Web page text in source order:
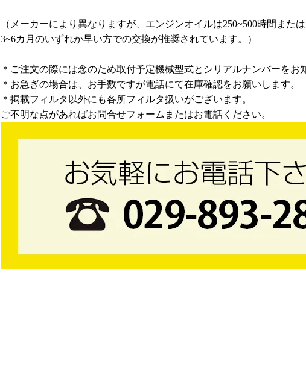
（メーカーにより異なりますが、エンジンオイルは250~500時間または
3~6カ月のいずれか早い方での交換が推奨されています。）
＊ご注文の際には念のため取付予定機械型式とシリアルナンバーをお
＊お急ぎの場合は、お手数ですが電話にて在庫確認をお願いします。
＊掲載フィルタ以外にも各所フィルタ扱いがございます。
ご不明な点があればお問合せフォームまたはお電話ください。